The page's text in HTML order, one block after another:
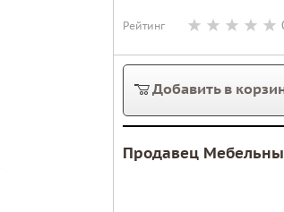
Рейтинг
Добавить в
Продавец